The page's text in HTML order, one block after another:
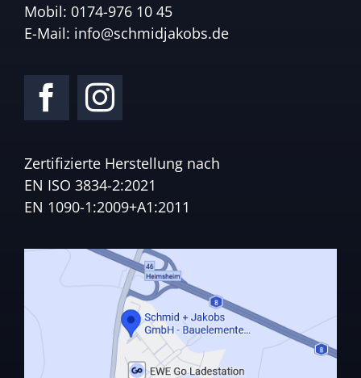
Mobil: 0174-976 10 45
E-Mail: info@schmidjakobs.de
Zertifizierte Herstellung nach
EN ISO 3834-2:2021
EN 1090-1:2009+A1:2011